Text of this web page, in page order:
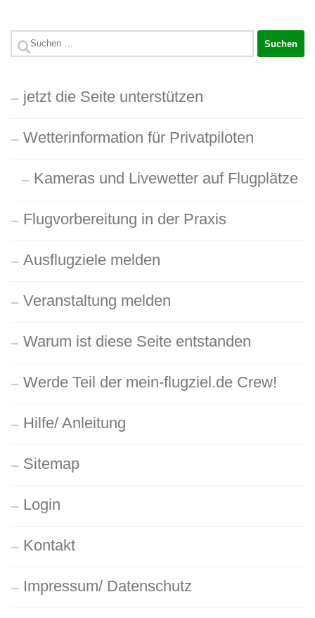
Suchen
jetzt die Seite unterstützen
Wetterinformation für Privatpiloten
Kameras und Livewetter auf Flugplätze
Flugvorbereitung in der Praxis
Ausflugziele melden
Veranstaltung melden
Warum ist diese Seite entstanden
Werde Teil der mein-flugziel.de Crew!
Hilfe/ Anleitung
Sitemap
Login
Kontakt
Impressum/ Datenschutz